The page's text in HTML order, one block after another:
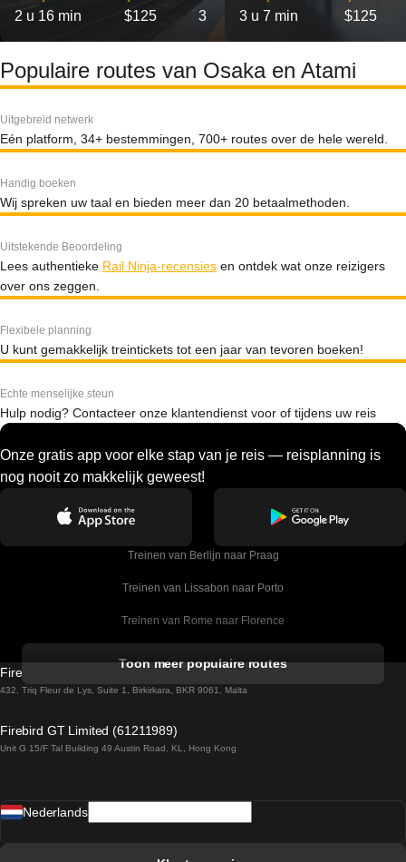
2 u 16 min $125 3 3 u 7 min $125
Populaire routes van Osaka en Atami
Uitgebreid netwerk
Eén platform, 34+ bestemmingen, 700+ routes over de hele wereld.
Handig boeken
Wij spreken uw taal en bieden meer dan 20 betaalmethoden.
Uitstekende Beoordeling
Lees authentieke Rail Ninja-recensies en ontdek wat onze reizigers
over ons zeggen.
Flexibele planning
U kunt gemakkelijk treintickets tot een jaar van tevoren boeken!
Echte menselijke steun
Hulp nodig? Contacteer onze klantendienst voor of tijdens uw reis
Onze gratis app voor elke stap van je reis — reisplanning is
nog nooit zo makkelijk geweest!
Treinen van Berlijn naar Praag
Treinen van Lissabon naar Porto
Treinen van Rome naar Florence
Treinen van Sevilla naar Barcelona
Treinen van Praag naar Wenen
Toon meer populaire routes
Firebird GT Limited (OC 1451)
432, Triq Fleur de Lys, Suite 1, Birkirkara, BKR 9061, Malta
Firebird GT Limited (61211989)
Unit G 15/F Tal Building 49 Austin Road, KL, Hong Kong
Nederlands